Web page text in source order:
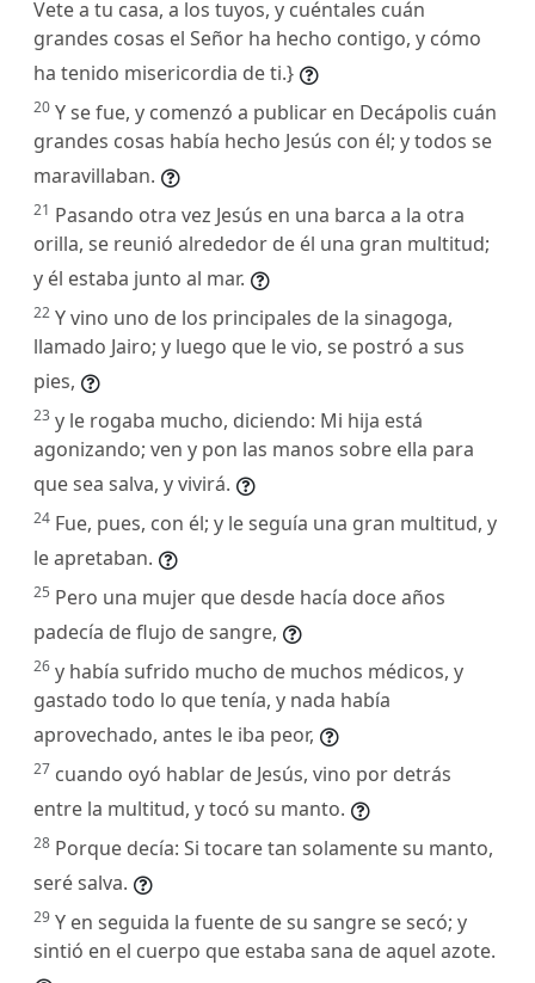
Vete a tu casa, a los tuyos, y cuéntales cuán
grandes cosas el Señor ha hecho contigo, y cómo
ha tenido misericordia de ti.}
20 Y se fue, y comenzó a publicar en Decápolis cuán
grandes cosas había hecho Jesús con él; y todos se
maravillaban.
21 Pasando otra vez Jesús en una barca a la otra
orilla, se reunió alrededor de él una gran multitud;
y él estaba junto al mar.
22 Y vino uno de los principales de la sinagoga,
llamado Jairo; y luego que le vio, se postró a sus
pies,
23 y le rogaba mucho, diciendo: Mi hija está
agonizando; ven y pon las manos sobre ella para
que sea salva, y vivirá.
24 Fue, pues, con él; y le seguía una gran multitud, y
le apretaban.
25 Pero una mujer que desde hacía doce años
padecía de flujo de sangre,
26 y había sufrido mucho de muchos médicos, y
gastado todo lo que tenía, y nada había
aprovechado, antes le iba peor,
27 cuando oyó hablar de Jesús, vino por detrás
entre la multitud, y tocó su manto.
28 Porque decía: Si tocare tan solamente su manto,
seré salva.
29 Y en seguida la fuente de su sangre se secó; y
sintió en el cuerpo que estaba sana de aquel azote.